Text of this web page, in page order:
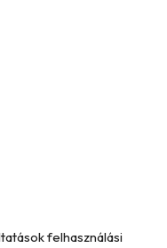
felhasználási